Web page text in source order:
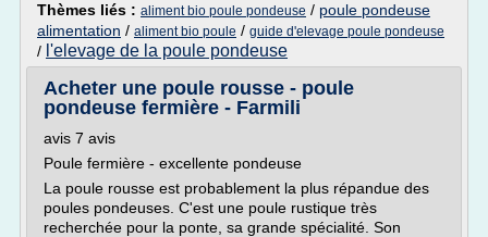
Thèmes liés : aliment bio poule pondeuse / poule pondeuse
alimentation / aliment bio poule / guide d'elevage poule pondeuse
/ l'elevage de la poule pondeuse
Acheter une poule rousse - poule
pondeuse fermière - Farmili
avis 7 avis
Poule fermière - excellente pondeuse
La poule rousse est probablement la plus répandue des
poules pondeuses. C'est une poule rustique très
recherchée pour la ponte, sa grande spécialité. Son